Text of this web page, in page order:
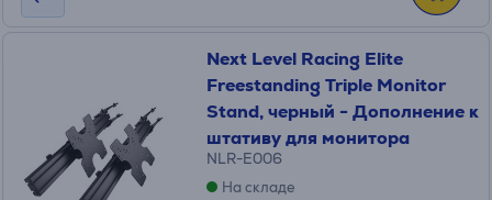
Next Level Racing Elite
Freestanding Triple Monitor
Stand, черный - Дополнение к
штативу для монитора
NLR-E006
На складе